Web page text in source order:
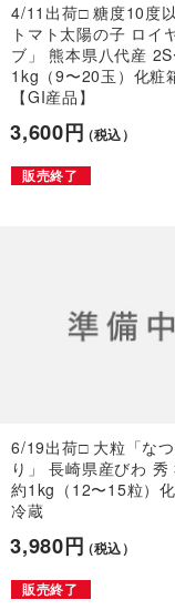
4/11出荷□ 糖度10度
トマト太陽の子 ロイ
ブ」 熊本県八代産
1kg（9〜20玉）化粧
【GI産品】
3,600円（税込）
販売終了
6/19出荷□ 大粒「な
り」 長崎県産びわ 秀
約1kg（12〜15粒）
冷蔵
3,980円（税込）
販売終了